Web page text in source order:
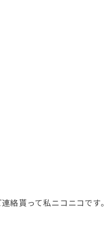
絡貰って私ニコニコです。